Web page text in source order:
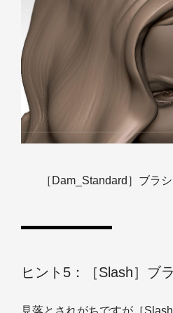
［Dam_Standard］ブラ
ヒント5：［Slash］ブ
見落とされがちですが［